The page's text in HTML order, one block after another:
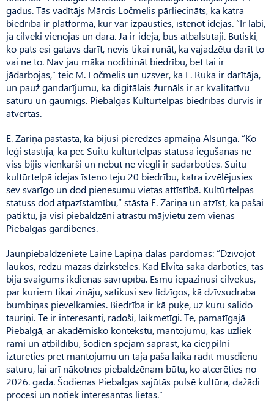
gadus. Tās vadītājs Mārcis Loč­melis pārliecināts, ka katra
biedrība ir platforma, kur var izpausties, īstenot idejas. “Ir labi,
ja cilvēki vienojas un dara. Ja ir ideja, būs atbalstītāji. Būtiski,
ko pats esi gatavs darīt, nevis tikai runāt, ka vajadzētu darīt to
vai ne to. Nav jau māka nodibināt biedrību, bet tai ir
jādarbojas,” teic M. Ločmelis un uzsver, ka E. Ruka ir darītāja,
un pauž gandarījumu, ka digitālais žurnāls ir ar kvalitatīvu
saturu un gaumīgs. Pie­bal­gas Kultūrtelpas biedrības durvis ir
atvērtas.
E. Zariņa pastāsta, ka bijusi pieredzes apmaiņā Alsungā. “Ko­
lēģi stāstīja, ka pēc Suitu kultūrtelpas statusa iegūšanas ne
viss bijis vienkārši un nebūt ne viegli ir sadarboties. Suitu
kultūrtelpā idejas īsteno teju 20 biedrību, katra izvēlējusies
sev svarīgo un dod pienesumu vietas attīstībā. Kultūrtelpas
statuss dod atpazīstamību,” stāsta E. Zariņa un atzīst, ka pašai
patiktu, ja visi piebaldzēni atrastu mājvietu zem vienas
Piebalgas gardibenes.
Jaunpiebaldzēniete Laine La­piņa dalās pārdomās: “Dzīvojot
laukos, redzu mazās dzirksteles. Kad Elvita sāka darboties, tas
bija svaigums ikdienas savrupībā. Esmu iepazinusi cilvēkus,
par kuriem tikai zināju, satikusi sev līdzīgos, kā dzīvsudraba
bumbiņas pievelkamies. Biedrība ir kā puķe, uz kuru salido
tauriņi. Te ir interesanti, radoši, laikmetīgi. Te, pamatīgajā
Piebalgā, ar akadēmisko kontekstu, mantojumu, kas uzliek
rāmi un atbildību, šodien spējam saprast, kā cieņpilni
izturēties pret mantojumu un tajā pašā laikā radīt mūsdienu
saturu, lai arī nākotnes piebaldzēnam būtu, ko atcerēties no
2026. gada. Šodienas Piebalgas sajūtās pulsē kultūra, dažādi
procesi un notiek interesantas lietas.”